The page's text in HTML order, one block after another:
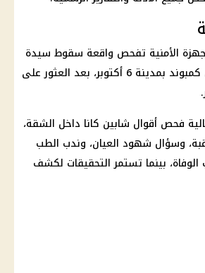
الأمنية تفحص واقعة سقوط سيدة
من شرفة شقة داخل كمبوند بمدينة 6 أكتوبر، بعد العثور على
فحص أقوال شابين كانا داخل الشقة،
، وسؤال شهود العيان، وندب الطب
بينما تستمرالتحقيقات لكشف